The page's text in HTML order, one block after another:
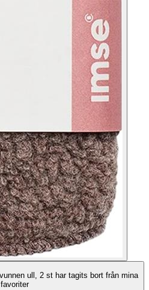
ull, 2 st har tagits bort från mina
favoriter